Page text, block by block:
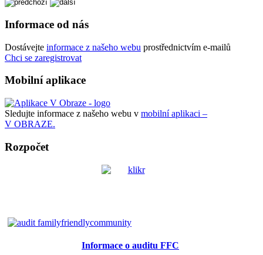
Informace od nás
Dostávejte informace z našeho webu prostřednictvím e-mailů
Chci se zaregistrovat
Mobilní aplikace
Sledujte informace z našeho webu v mobilní aplikaci –
V OBRAZE.
Rozpočet
Informace o auditu FFC